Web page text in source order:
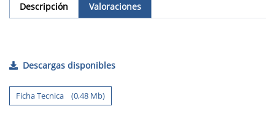
Descripción Valoraciones
Descargas disponibles
Ficha Tecnica (0,48 Mb)